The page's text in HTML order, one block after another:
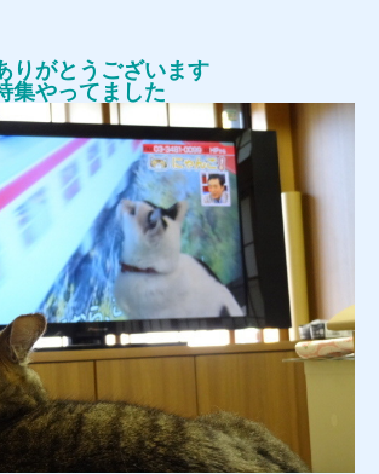
りがとうございます
集やってました